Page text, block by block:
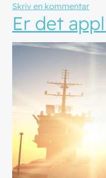
Skriv en kommentartil
Er det